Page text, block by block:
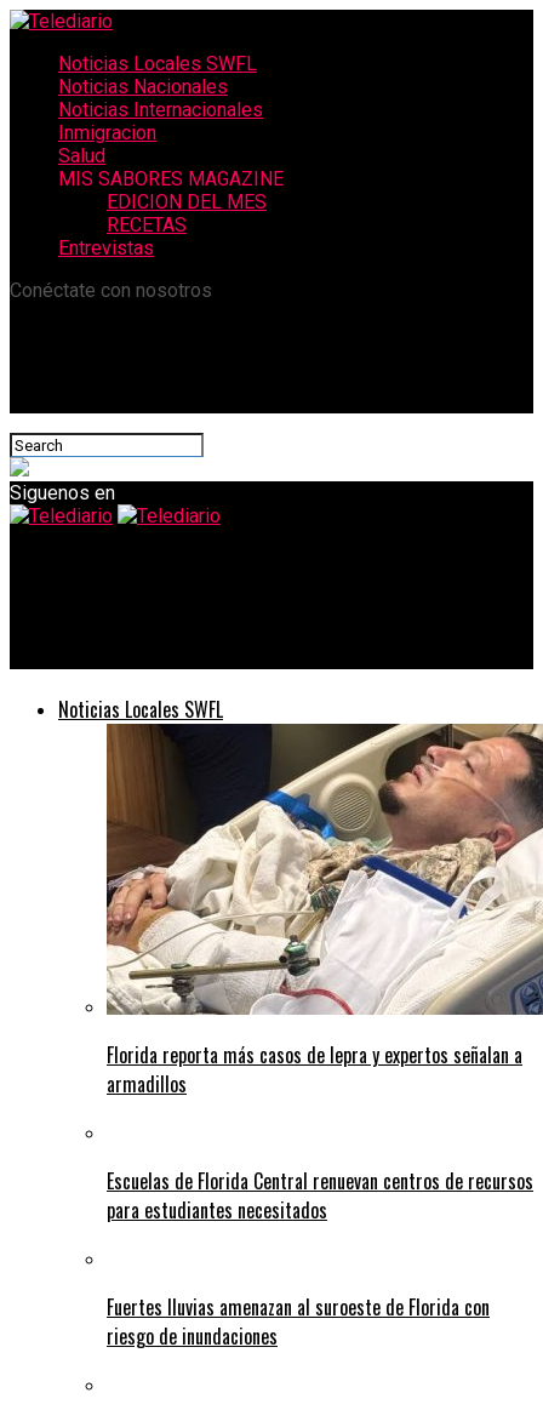
Noticias Locales SWFL
Noticias Nacionales
Noticias Internacionales
Inmigracion
Salud
MIS SABORES MAGAZINE
EDICION DEL MES
RECETAS
Entrevistas
Conéctate con nosotros
Siguenos en
Noticias Locales SWFL
Florida reporta más casos de lepra y expertos señalan a
armadillos
Escuelas de Florida Central renuevan centros de recursos
para estudiantes necesitados
Fuertes lluvias amenazan al suroeste de Florida con
riesgo de inundaciones